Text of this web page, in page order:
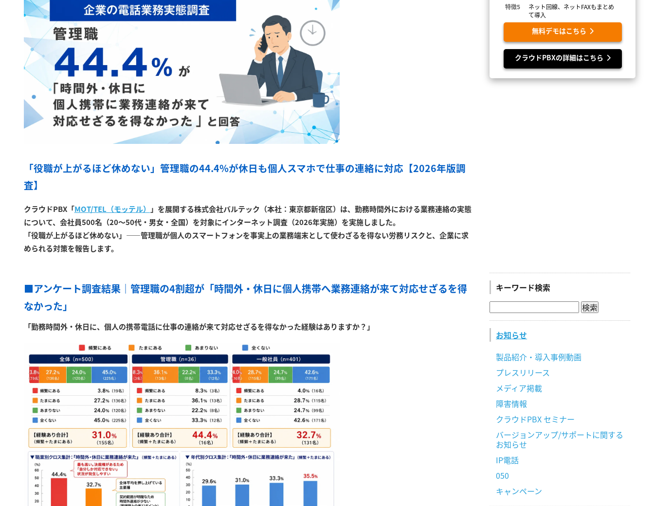
「役職が上がるほど休めない」管理職の44.4%が休日も個人スマホで仕事の連絡に対応【2026年版調
査】
クラウドPBX「MOT/TEL（モッテル）
」を展開する株式会社バルテック（本社：東京都新宿区）は、勤務時間外における業務連絡の実態
について、会社員500名（20〜50代・男女・全国）を対象にインターネット調査（2026年実施）を実施しました。
「役職が上がるほど休めない」——管理職が個人のスマートフォンを事実上の業務端末として使わざるを得ない労務リスクと、企業に求
められる対策を報告します。
■アンケート調査結果｜管理職の4割超が「時間外・休日に個人携帯へ業務連絡が来て対応せざるを得
なかった」
「勤務時間外・休日に、個人の携帯電話に仕事の連絡が来て対応せざるを得なかった経験はありますか？」
特徴5
ネット回線、ネットFAXもまとめ
て導入
無料デモはこちら
クラウドPBXの詳細はこちら
キーワード検索
お知らせ
製品紹介・導入事例動画
プレスリリース
メディア掲載
障害情報
クラウドPBX セミナー
バージョンアップ/サポートに関する
お知らせ
IP電話
050
キャンペーン